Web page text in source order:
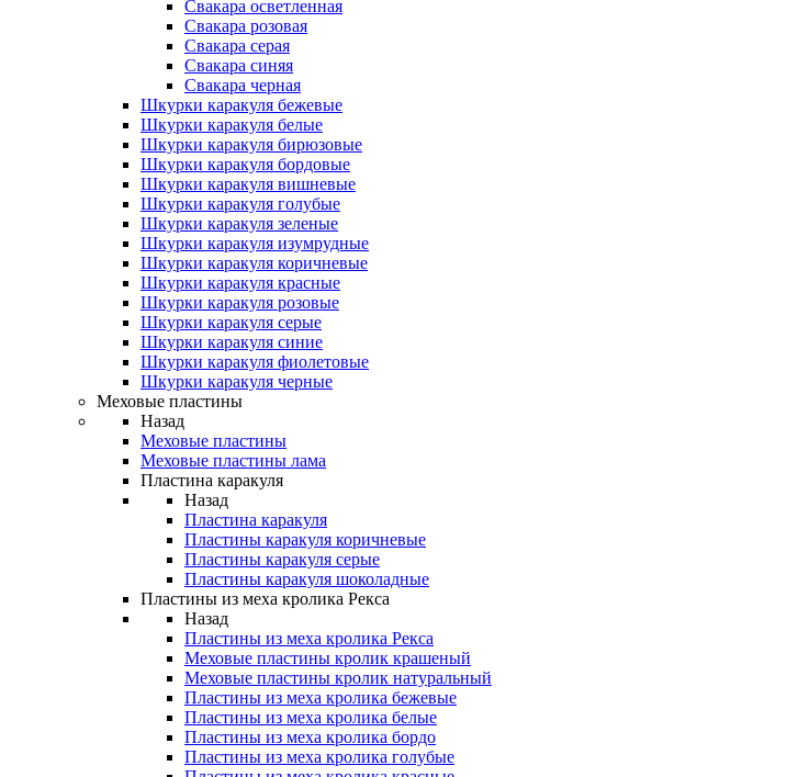
Свакара осветленная
Свакара розовая
Свакара серая
Свакара синяя
Свакара черная
Шкурки каракуля бежевые
Шкурки каракуля белые
Шкурки каракуля бирюзовые
Шкурки каракуля бордовые
Шкурки каракуля вишневые
Шкурки каракуля голубые
Шкурки каракуля зеленые
Шкурки каракуля изумрудные
Шкурки каракуля коричневые
Шкурки каракуля красные
Шкурки каракуля розовые
Шкурки каракуля серые
Шкурки каракуля синие
Шкурки каракуля фиолетовые
Шкурки каракуля черные
Меховые пластины
Назад
Меховые пластины
Меховые пластины лама
Пластина каракуля
Назад
Пластина каракуля
Пластины каракуля коричневые
Пластины каракуля серые
Пластины каракуля шоколадные
Пластины из меха кролика Рекса
Назад
Пластины из меха кролика Рекса
Меховые пластины кролик крашеный
Меховые пластины кролик натуральный
Пластины из меха кролика бежевые
Пластины из меха кролика белые
Пластины из меха кролика бордо
Пластины из меха кролика голубые